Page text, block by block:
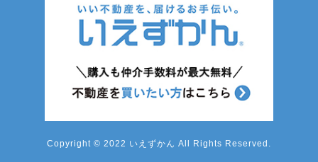
Copyright © 2022 いえずかん All Rights Reserved.